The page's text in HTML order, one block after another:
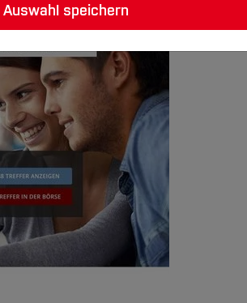
Auswahl speichern